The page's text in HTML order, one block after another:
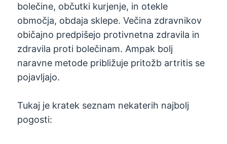
bolečine, občutki kurjenje, in otekle
območja, obdaja sklepe. Večina zdravnikov
običajno predpišejo protivnetna zdravila in
zdravila proti bolečinam. Ampak bolj
naravne metode približuje pritožb artritis se
pojavljajo.
Tukaj je kratek seznam nekaterih najbolj
pogosti: